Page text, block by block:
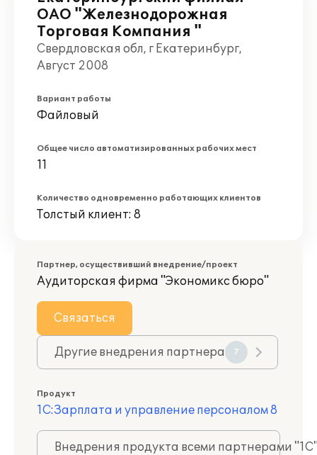
ОАО "Железнодорожная
Торговая Компания "
Свердловская обл, г Екатеринбург,
Август 2008
Вариант работы
Файловый
Общее число автоматизированных рабочих мест
11
Количество одновременно работающих клиентов
Толстый клиент: 8
Партнер, осуществивший внедрение/проект
Аудиторская фирма "Экономикс бюро"
Связаться
Другие внедрения партнера 7
Продукт
1С:Зарплата и управление персоналом 8
Внедрения продукта всеми партнерами